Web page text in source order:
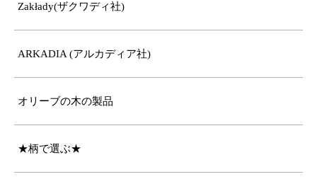
Zakłady(ザクワディ社)
ARKADIA (アルカディア社)
オリーブの木の製品
★柄で選ぶ★